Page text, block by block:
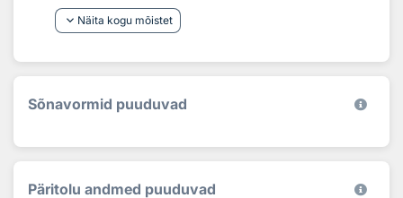
keyboard_arrow_down Näita kogu mõistet
Sõnavormid puuduvad
Päritolu andmed puuduvad